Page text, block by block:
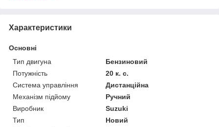
Характеристики
Основні
Тип двигуна
Бензиновий
Потужність
20 к. с.
Система управління
Дистанційна
Механізм підйому
Ручний
Виробник
Suzuki
Тип
Новий